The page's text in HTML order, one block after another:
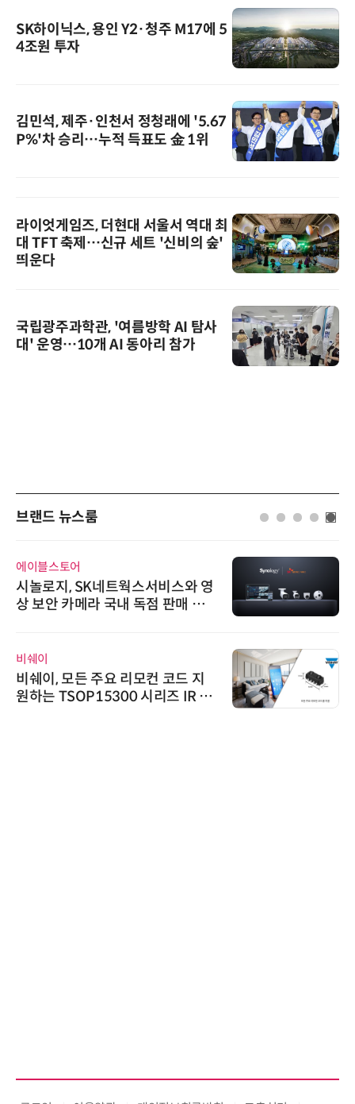
SK하이닉스, 용인 Y2·청주 M17에 5
4조원 투자
김민석, 제주·인천서 정청래에 '5.67
P%'차 승리…누적 득표도 金 1위
라이엇게임즈, 더현대 서울서 역대 최
대 TFT 축제…신규 세트 '신비의 숲'
띄운다
국립광주과학관, '여름방학 AI 탐사
대' 운영…10개 AI 동아리 참가
브랜드 뉴스룸
에이블스토어
시놀로지, SK네트웍스서비스와 영
상 보안 카메라 국내 독점 판매 파
비쉐이
비쉐이, 모든 주요 리모컨 코드 지
원하는 TSOP15300 시리즈 IR 수